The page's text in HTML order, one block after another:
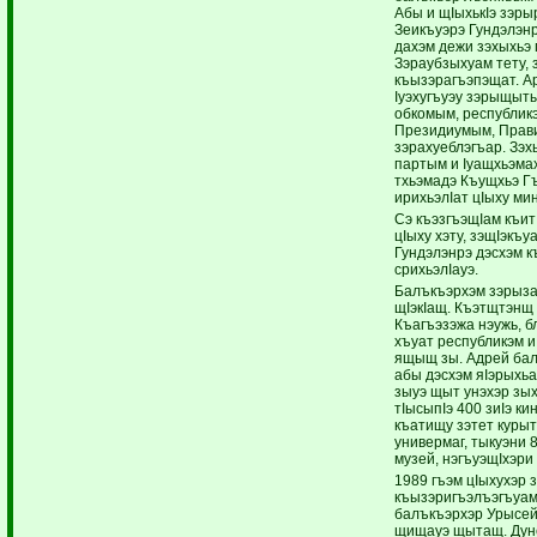
Абы и щIыхькIэ
Зеикъуэрэ
дахэм дежи
Зэраубзыхуам тету,
къызэрагъэпэщат.
Iуэхугъуэу
обкомым,
Президиумым,
зэрахуеблэгъар.
партым и
тхьэмадэ Къущхьэ
ирихьэлIат цIыху
Сэ къэзгъэщIам
цIыху хэту,
Гундэлэнрэ дэсхэм
срихьэлIауэ.
Балъкъэрхэм
щIэкIащ. Къэтщтэнщ
Къагъэзэжа нэужь,
хъуат республикэм
ящыщ зы. Адрей
абы дэсхэм
зыуэ щыт унэхэр
тIысыпIэ 400 зиIэ
къатищу зэтет
универмаг, тыкуэни
музей,
1989 гъэм цIыхухэр
балъкъэрхэр
щищауэ щытащ.